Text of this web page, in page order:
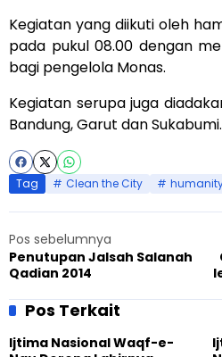
Kegiatan yang diikuti oleh
pada pukul 08.00 dengan
bagi pengelola Monas.
Kegiatan serupa juga
Bandung, Garut dan
Tag Clean the City
Pos sebelumnya
Penutupan Jalsah Salanah
Qadian 2014
Pos Terkait
Ijtima Nasional Waqf-e-